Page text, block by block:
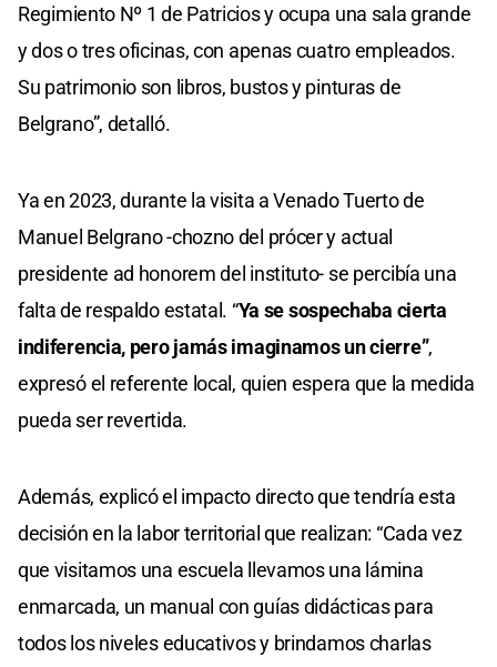
Regimiento Nº 1 de Patricios y ocupa una sala grande
y dos o tres oficinas, con apenas cuatro empleados.
Su patrimonio son libros, bustos y pinturas de
Belgrano”, detalló.
Ya en 2023, durante la visita a Venado Tuerto de
Manuel Belgrano -chozno del prócer y actual
presidente ad honorem del instituto- se percibía una
falta de respaldo estatal. “Ya se sospechaba cierta
indiferencia, pero jamás imaginamos un cierre”,
expresó el referente local, quien espera que la medida
pueda ser revertida.
Además, explicó el impacto directo que tendría esta
decisión en la labor territorial que realizan: “Cada vez
que visitamos una escuela llevamos una lámina
enmarcada, un manual con guías didácticas para
todos los niveles educativos y brindamos charlas